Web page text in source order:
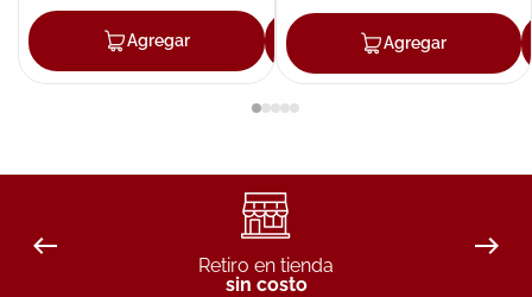
Agregar Agregar
Agregar
Retiro en tienda
sin costo